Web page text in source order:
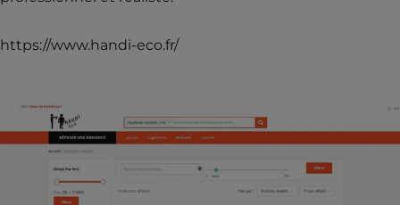
https://www.handi-eco.fr/